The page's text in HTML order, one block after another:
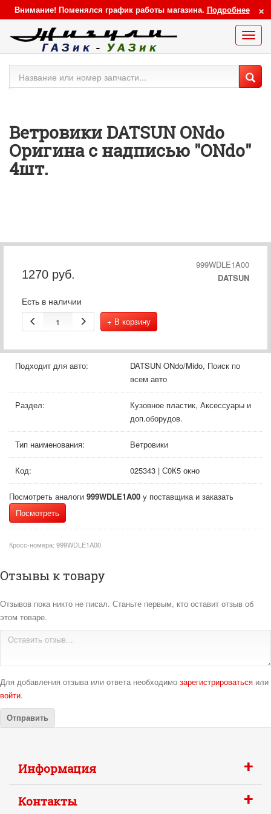
×
Внимание! Поменялся график работы магазина. Подробнее
Меню
Ветровики DATSUN ONdo
Оригина с надписью "ONdo"
4шт.
1270 руб.
999WDLE1A00
DATSUN
Есть в наличии
+ В корзину
Подходит для авто:
DATSUN ONdo/Mido, Поиск по
всем авто
Раздел:
Кузовное пластик, Аксессуары и
доп.оборудов.
Тип наименования: Ветровики
Код: 025343 | С0К5 окно
Посмотреть аналоги 999WDLE1A00 у поставщика и заказать
Посмотреть
Кросс-номера: 999WDLE1A00
Отзывы к товару
Отзывов пока никто не писал. Станьте первым, кто оставит отзыв об
этом товаре.
Для добавления отзыва или ответа необходимо зарегистрироваться или
войти.
Информация +
Контакты +